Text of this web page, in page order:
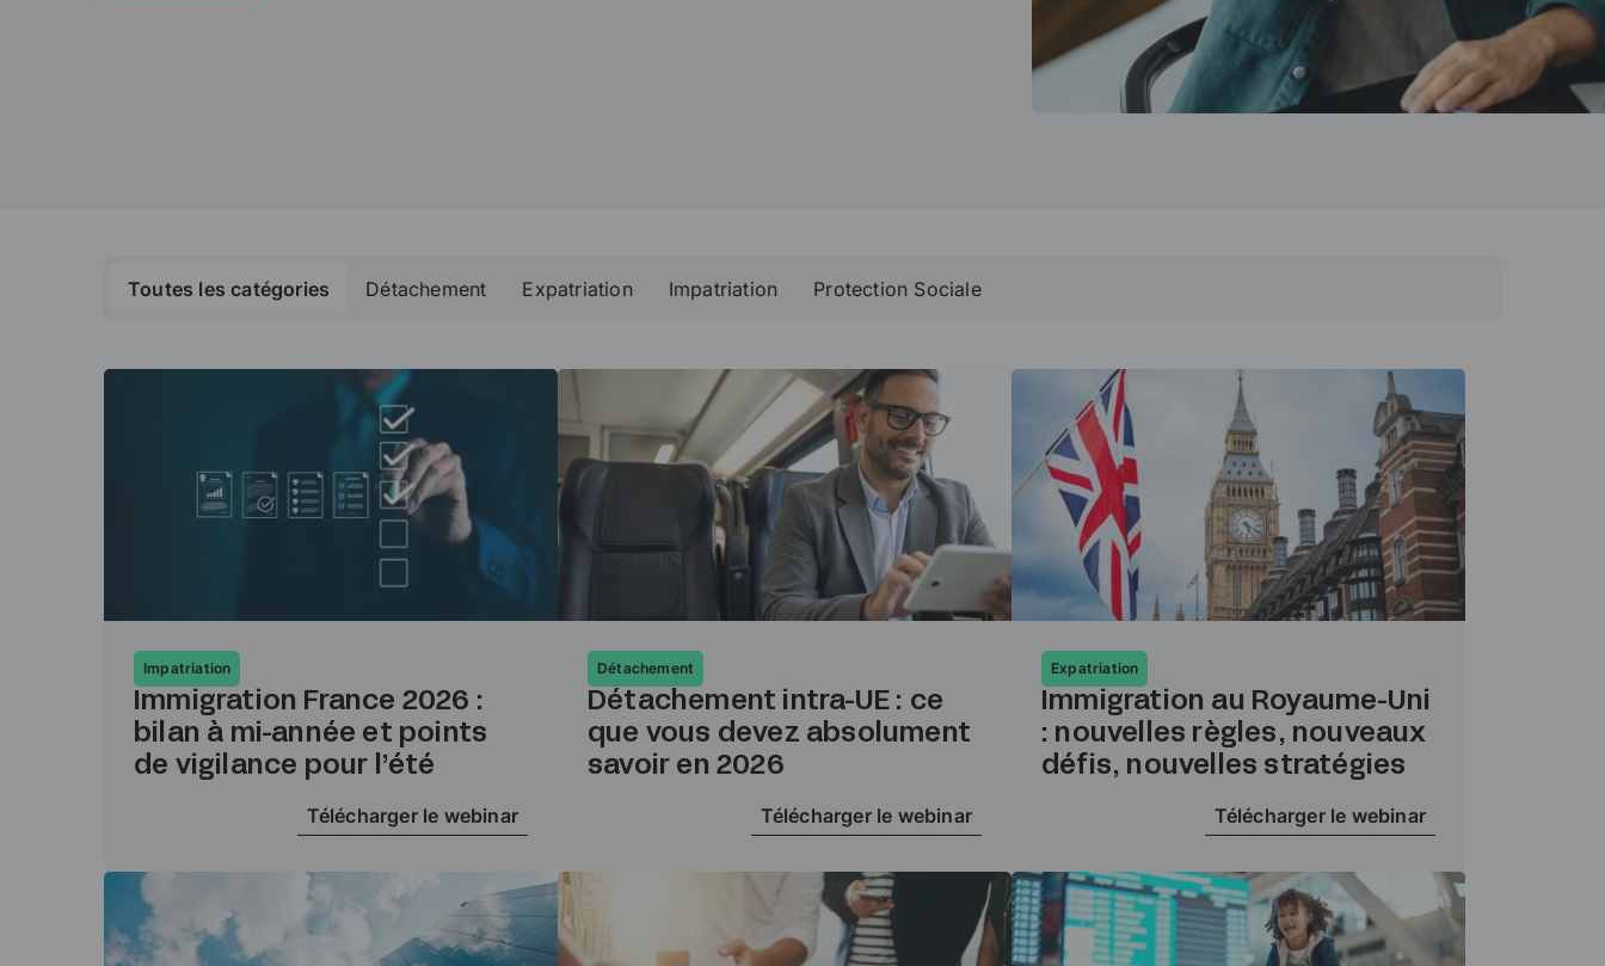
Toutes les catégories Détachement Expatriation Impatriation Protection Sociale
Impatriation
Immigration France 2026 :
bilan à mi-année et points
de vigilance pour l’été
Télécharger le webinar
Détachement
Détachement intra-UE : ce
que vous devez absolument
savoir en 2026
Télécharger le webinar
Expatriation
Immigration au Royaume-Uni
: nouvelles règles, nouveaux
défis, nouvelles stratégies
Télécharger le webinar